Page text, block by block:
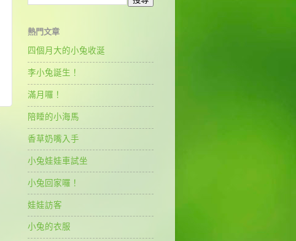
熱門文章
四個月大的小兔收涎
李小兔誕生！
滿月囉！
陪睡的小海馬
香草奶嘴入手
小兔娃娃車試坐
小兔回家囉！
娃娃訪客
小兔的衣服